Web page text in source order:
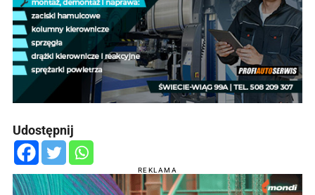
Udostępnij
REKLAMA